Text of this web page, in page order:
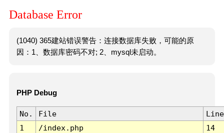
Database Error
(1040) 365建站错误警告：连接数据库失败，可能的原
因：1、数据库密码不对; 2、mysql未启动。
PHP Debug
No. File
Line
1
/index.php 14